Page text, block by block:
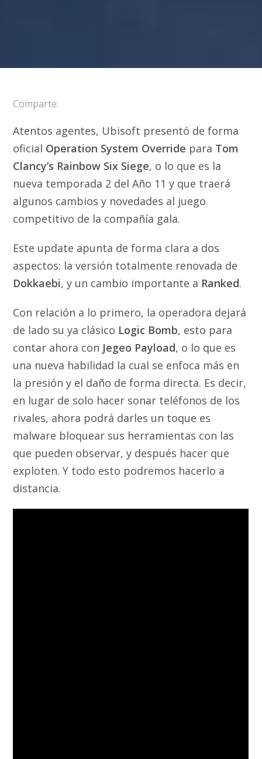
Comparte:
Atentos agentes, Ubisoft presentó de forma
oficial Operation System Override para Tom
Clancy’s Rainbow Six Siege, o lo que es la
nueva temporada 2 del Año 11 y que traerá
algunos cambios y novedades al juego
competitivo de la compañía gala.
Este update apunta de forma clara a dos
aspectos: la versión totalmente renovada de
Dokkaebi, y un cambio importante a Ranked.
Con relación a lo primero, la operadora dejará
de lado su ya clásico Logic Bomb, esto para
contar ahora con Jegeo Payload, o lo que es
una nueva habilidad la cual se enfoca más en
la presión y el daño de forma directa. Es decir,
en lugar de solo hacer sonar teléfonos de los
rivales, ahora podrá darles un toque es
malware bloquear sus herramientas con las
que pueden observar, y después hacer que
exploten. Y todo esto podremos hacerlo a
distancia.